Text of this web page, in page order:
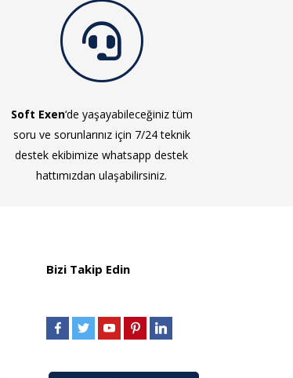
Soft Exen‘de yaşayabileceğiniz tüm
soru ve sorunlarınız için 7/24 teknik
destek ekibimize whatsapp destek
hattımızdan ulaşabilirsiniz.
Bizi Takip Edin